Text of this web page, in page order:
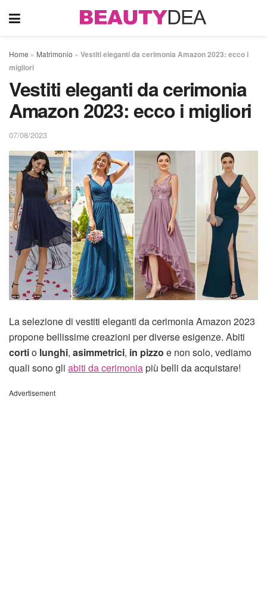
Home » Matrimonio » Vestiti eleganti da cerimonia Amazon 2023: ecco i
migliori
Vestiti eleganti da cerimonia
Amazon 2023: ecco i migliori
07/08/2023
La selezione di vestiti eleganti da cerimonia Amazon 2023
propone bellissime creazioni per diverse esigenze. Abiti
cortio lunghi, asimmetrici, in pizzo e non solo, vediamo
quali sono gli abiti da cerimoniapiù belli da acquistare!
Advertisement